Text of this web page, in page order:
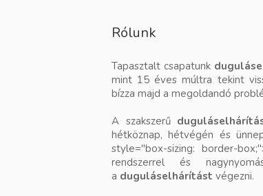
Rólunk
Tapasztalt csapatunk
mint 15 éves múltra tekint
bízza majd a megoldandó
A szakszerű
hétköznap, hétvégén és
style="box-sizing: border-
rendszerrel és
a duguláselhárítást végezni.